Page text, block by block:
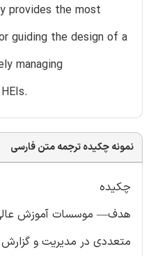
provides the most
guiding the design of a
managing
نمونه چکیده ترجمه متن فارسی
چکیده
متعددی در مدیریت و گزارش